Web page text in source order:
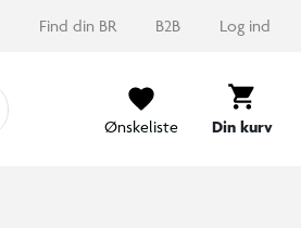
Find din BR B2B Log ind
Ønskeliste Din kurv